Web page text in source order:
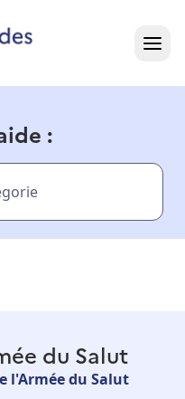
:
du Salut
l'Armée du Salut